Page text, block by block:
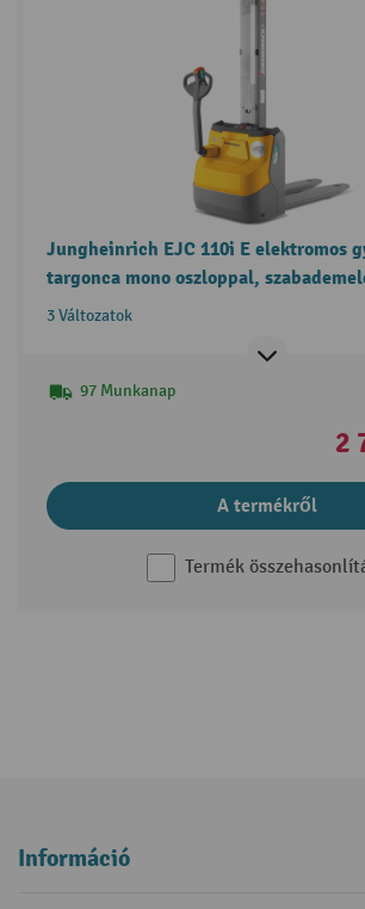
Jungheinrich EJC 110i E elektromos
targonca mono oszloppal,
3 Változatok
97 Munkanap
2
A termékről
Termék
Információ